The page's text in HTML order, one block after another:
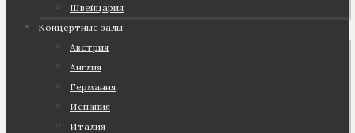
Швейцария
Концертные залы
Австрия
Англия
Германия
Испания
Италия